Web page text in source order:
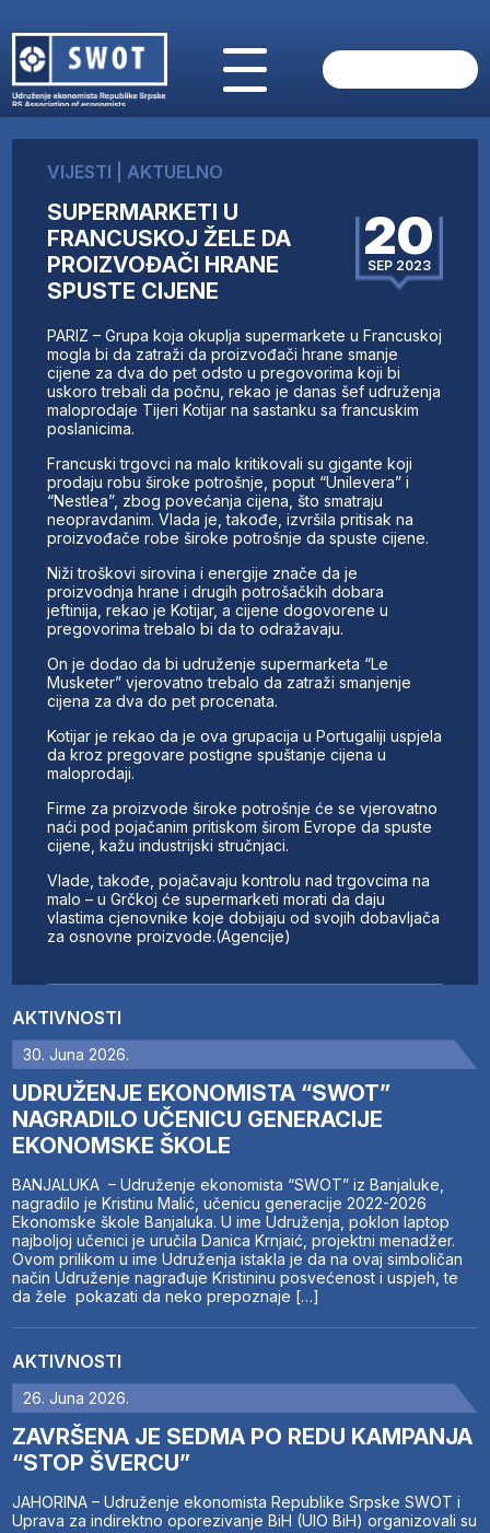
O NAMA
AKTUELNO
ANALIZE
KOMPANIJE
FINANSIJE
IZ STRANIH MEDIJA
AKTIVNOSTI
SWOT INTERVJU
UČLANI SE
KONTAKT
AKTIVNOSTI
30. Juna 2026.
UDRUŽENJE EKONOMISTA “SWOT”
NAGRADILO UČENICU GENERACIJE
EKONOMSKE ŠKOLE
BANJALUKA – Udruženje ekonomista “SWOT” iz Banjaluke,
nagradilo je Kristinu Malić, učenicu generacije 2022-2026
Ekonomske škole Banjaluka. U ime Udruženja, poklon laptop
najboljoj učenici je uručila Danica Krnjaić, projektni menadžer.
Ovom prilikom u ime Udruženja istakla je da na ovaj simboličan
način Udruženje nagrađuje Kristininu posvećenost i uspjeh, te
da žele pokazati da neko prepoznaje […]
AKTIVNOSTI
26. Juna 2026.
ZAVRŠENA JE SEDMA PO REDU KAMPANJA
“STOP ŠVERCU”
JAHORINA – Udruženje ekonomista Republike Srpske SWOT i
Uprava za indirektno oporezivanje BiH (UIO BiH) organizovali su
VIJESTI AKTUELNO
SUPERMARKETI U
FRANCUSKOJ ŽELE DA
PROIZVOĐAČI HRANE
SPUSTE CIJENE
20
SEP 2023
PARIZ – Grupa koja okuplja supermarkete u Francuskoj
mogla bi da zatraži da proizvođači hrane smanje
cijene za dva do pet odsto u pregovorima koji bi
uskoro trebali da počnu, rekao je danas šef udruženja
maloprodaje Tijeri Kotijar na sastanku sa francuskim
poslanicima.
Francuski trgovci na malo kritikovali su gigante koji
prodaju robu široke potrošnje, poput “Unilevera” i
“Nestlea”, zbog povećanja cijena, što smatraju
neopravdanim. Vlada je, takođe, izvršila pritisak na
proizvođače robe široke potrošnje da spuste cijene.
Niži troškovi sirovina i energije znače da je
proizvodnja hrane i drugih potrošačkih dobara
jeftinija, rekao je Kotijar, a cijene dogovorene u
pregovorima trebalo bi da to odražavaju.
On je dodao da bi udruženje supermarketa “Le
Musketer” vjerovatno trebalo da zatraži smanjenje
cijena za dva do pet procenata.
Kotijar je rekao da je ova grupacija u Portugaliji uspjela
da kroz pregovare postigne spuštanje cijena u
maloprodaji.
Firme za proizvode široke potrošnje će se vjerovatno
naći pod pojačanim pritiskom širom Evrope da spuste
cijene, kažu industrijski stručnjaci.
Vlade, takođe, pojačavaju kontrolu nad trgovcima na
malo – u Grčkoj će supermarketi morati da daju
vlastima cjenovnike koje dobijaju od svojih dobavljača
za osnovne proizvode.(Agencije)